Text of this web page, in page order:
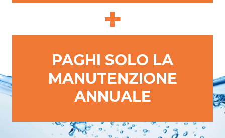
+
PAGHI SOLO LA
MANUTENZIONE
ANNUALE